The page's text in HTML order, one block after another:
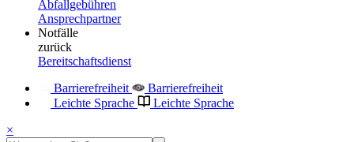
Abfallgebühren
Ansprechpartner
Notfälle
zurück
Bereitschaftsdienst
Barrierefreiheit
Barrierefreiheit
Leichte Sprache
Leichte Sprache
×